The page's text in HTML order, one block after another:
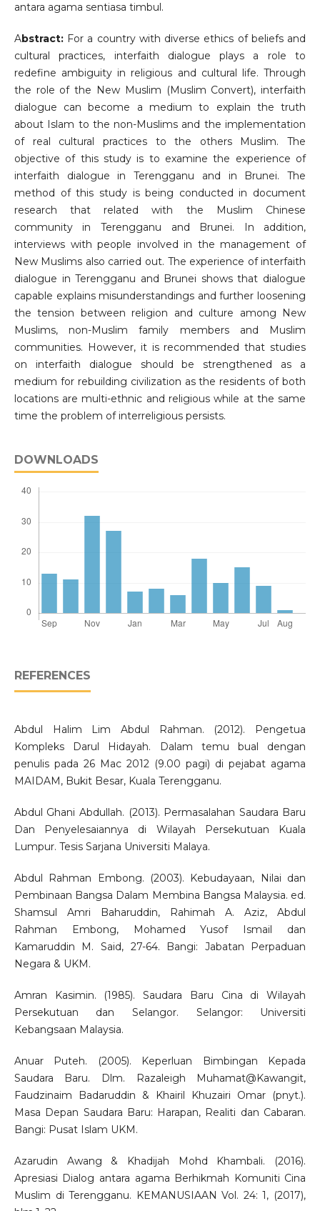
antara agama sentiasa timbul.
Abstract: For a country with diverse ethics of beliefs and
cultural practices, interfaith dialogue plays a role to
redefine ambiguity in religious and cultural life. Through
the role of the New Muslim (Muslim Convert), interfaith
dialogue can become a medium to explain the truth
about Islam to the non-Muslims and the implementation
of real cultural practices to the others Muslim. The
objective of this study is to examine the experience of
interfaith dialogue in Terengganu and in Brunei. The
method of this study is being conducted in document
research that related with the Muslim Chinese
community in Terengganu and Brunei. In addition,
interviews with people involved in the management of
New Muslims also carried out. The experience of interfaith
dialogue in Terengganu and Brunei shows that dialogue
capable explains misunderstandings and further loosening
the tension between religion and culture among New
Muslims, non-Muslim family members and Muslim
communities. However, it is recommended that studies
on interfaith dialogue should be strengthened as a
medium for rebuilding civilization as the residents of both
locations are multi-ethnic and religious while at the same
time the problem of interreligious persists.
DOWNLOADS
REFERENCES
Abdul Halim Lim Abdul Rahman. (2012). Pengetua
Kompleks Darul Hidayah. Dalam temu bual dengan
penulis pada 26 Mac 2012 (9.00 pagi) di pejabat agama
MAIDAM, Bukit Besar, Kuala Terengganu.
Abdul Ghani Abdullah. (2013). Permasalahan Saudara Baru
Dan Penyelesaiannya di Wilayah Persekutuan Kuala
Lumpur. Tesis Sarjana Universiti Malaya.
Abdul Rahman Embong. (2003). Kebudayaan, Nilai dan
Pembinaan Bangsa Dalam Membina Bangsa Malaysia. ed.
Shamsul Amri Baharuddin, Rahimah A. Aziz, Abdul
Rahman Embong, Mohamed Yusof Ismail dan
Kamaruddin M. Said, 27-64. Bangi: Jabatan Perpaduan
Negara & UKM.
Amran Kasimin. (1985). Saudara Baru Cina di Wilayah
Persekutuan dan Selangor. Selangor: Universiti
Kebangsaan Malaysia.
Anuar Puteh. (2005). Keperluan Bimbingan Kepada
Saudara Baru. Dlm. Razaleigh Muhamat@Kawangit,
Faudzinaim Badaruddin & Khairil Khuzairi Omar (pnyt.).
Masa Depan Saudara Baru: Harapan, Realiti dan Cabaran.
Bangi: Pusat Islam UKM.
Azarudin Awang & Khadijah Mohd Khambali. (2016).
Apresiasi Dialog antara agama Berhikmah Komuniti Cina
Muslim di Terengganu. KEMANUSIAAN Vol. 24: 1, (2017),